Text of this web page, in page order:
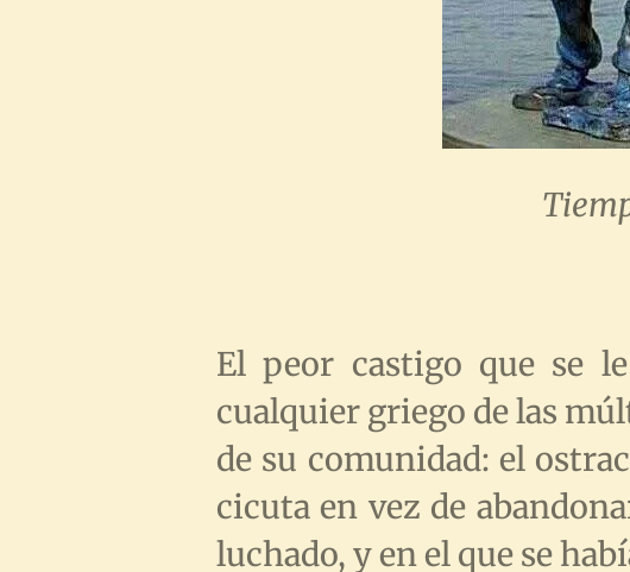
El peor castigo que se
cualquier griego de las
de su comunidad: el
cicuta en vez de
luchado, y en el que se